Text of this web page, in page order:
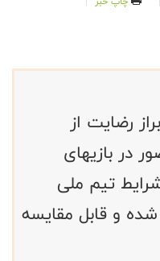
رضایت از
در بازیهای
تیم ملی
و قابل مقایسه